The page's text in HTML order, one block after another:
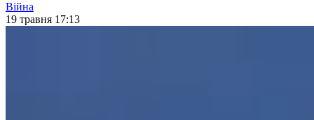
Війна
19 травня 17:13